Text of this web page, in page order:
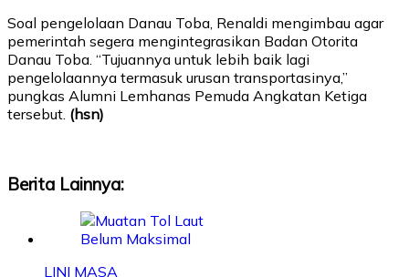
Soal pengelolaan Danau Toba, Renaldi mengimbau agar
pemerintah segera mengintegrasikan Badan Otorita
Danau Toba. “Tujuannya untuk lebih baik lagi
pengelolaannya termasuk urusan transportasinya,”
pungkas Alumni Lemhanas Pemuda Angkatan Ketiga
tersebut. (hsn)
Berita Lainnya:
LINI MASA